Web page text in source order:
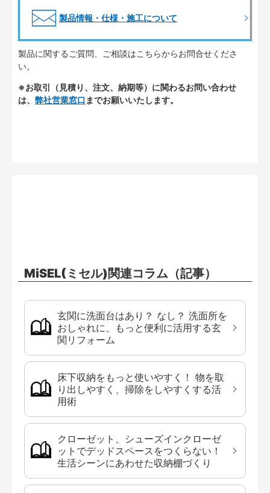
製品情報・仕様・施工について
製品に関するご質問、ご相談はこちらからお問合せくださ
い。
※お取引（見積り、注文、納期等）に関わるお問い合わせ
は、 弊社営業窓口 までお願いいたします。
MiSEL(ミセル)関連コラム（記事）
玄関に洗面台はあり？ なし？ 洗面所を
おしゃれに、もっと便利に活用する玄
関リフォーム
床下収納をもっと使いやすく！ 物を取
り出しやすく、掃除をしやすくする活
用術
クローゼット、シューズインクローゼ
ットでデッドスペースをつくらない！
生活シーンにあわせた収納棚づくり